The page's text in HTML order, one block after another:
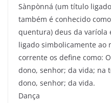
Sànpònná (um título
também é conhecido
quentura) deus da varíola
ligado simbolicamente ao
corrente os define como:
dono, senhor; da vida; na
dono, senhor; da vida.
Dança